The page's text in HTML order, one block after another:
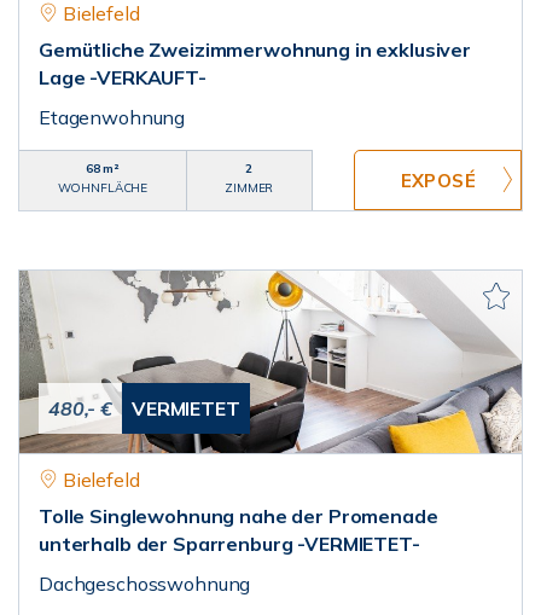
Bielefeld
Gemütliche Zweizimmerwohnung in exklusiver
Lage -VERKAUFT-
Etagenwohnung
68 m²
WOHNFLÄCHE
2
ZIMMER
480,- € VERMIETET
Bielefeld
Tolle Singlewohnung nahe der Promenade
unterhalb der Sparrenburg -VERMIETET-
Dachgeschosswohnung